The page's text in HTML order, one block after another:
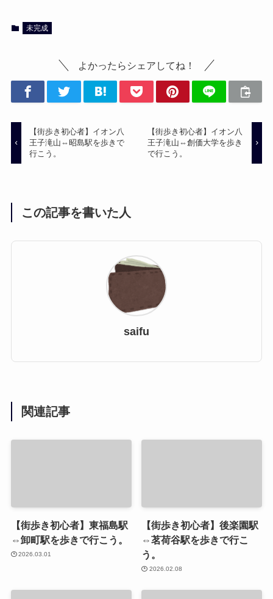
未完成
よかったらシェアしてね！
【街歩き初心者】イオン八
王子滝山⇔昭島駅を歩きで
行こう。
【街歩き初心者】イオン八
王子滝山⇔創価大学を歩き
で行こう。
この記事を書いた人
saifu
関連記事
【街歩き初心者】東福島駅
⇔卸町駅を歩きで行こう。
2026.03.01
【街歩き初心者】後楽園駅
⇔茗荷谷駅を歩きで行こ
う。
2026.02.08